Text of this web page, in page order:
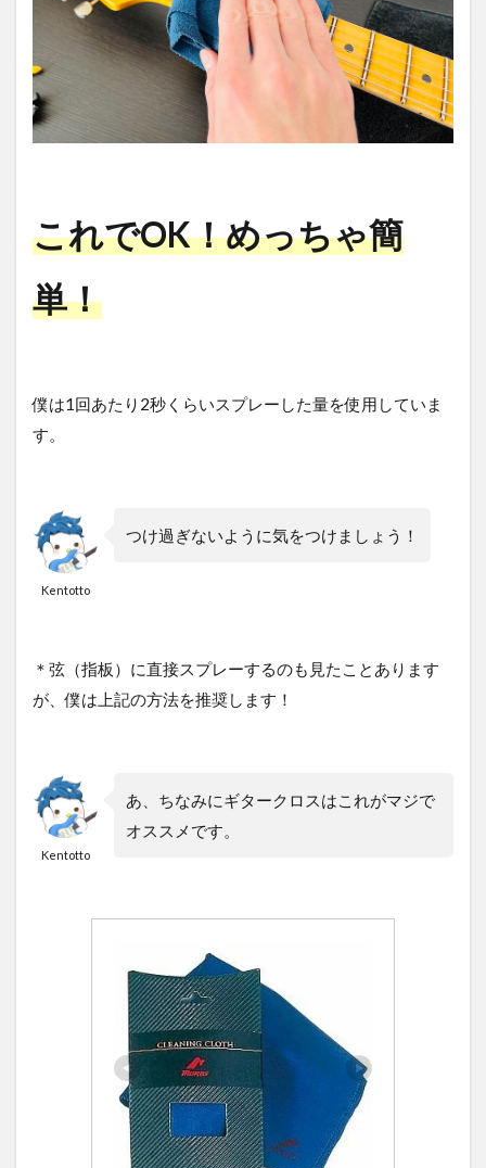
これでOK！めっちゃ簡
単！
僕は1回あたり2秒くらいスプレーした量を使用していま
す。
Kentotto
つけ過ぎないように気をつけましょう！
＊弦（指板）に直接スプレーするのも見たことあります
が、僕は上記の方法を推奨します！
Kentotto
あ、ちなみにギタークロスはこれがマジで
オススメです。